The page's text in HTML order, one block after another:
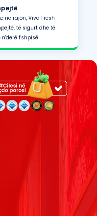
në rajon, Viva Fresh
të sigurt dhe të
t'shpisë!